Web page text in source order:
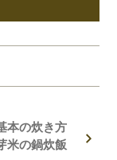
本の炊き方
米の鍋炊飯